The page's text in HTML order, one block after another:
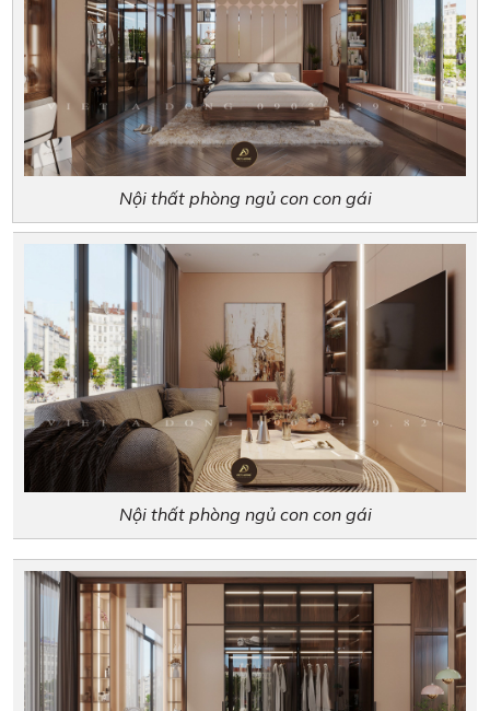
Nội thất phòng ngủ con con gái
Nội thất phòng ngủ con con gái